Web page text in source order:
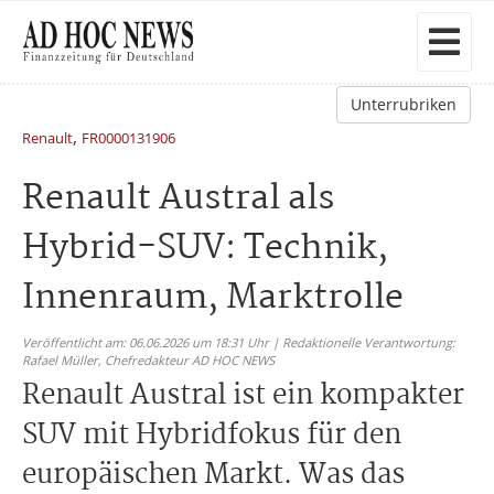
Unterrubriken
Renault, FR0000131906
Renault Austral als
Hybrid-SUV: Technik,
Innenraum, Marktrolle
Veröffentlicht am: 06.06.2026 um 18:31 Uhr | Redaktionelle Verantwortung:
Rafael Müller, Chefredakteur AD HOC NEWS
Renault Austral ist ein kompakter
SUV mit Hybridfokus für den
europäischen Markt. Was das